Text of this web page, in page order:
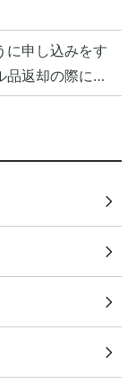
に申し込みをす
返却の際にポ